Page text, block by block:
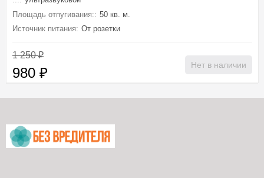
Площадь отпугивания:: 50 кв. м.
Источник питания: От розетки
1 250₽
980 ₽
Нет в наличии